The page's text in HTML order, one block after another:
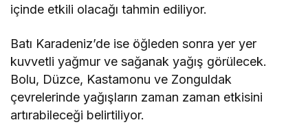
içinde etkili olacağı tahmin ediliyor.
Batı Karadeniz’de ise öğleden sonra yer yer
kuvvetli yağmur ve sağanak yağış görülecek.
Bolu, Düzce, Kastamonu ve Zonguldak
çevrelerinde yağışların zaman zaman etkisini
artırabileceği belirtiliyor.